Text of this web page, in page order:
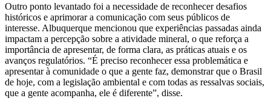
Outro ponto levantado foi a necessidade de reconhecer desafios
históricos e aprimorar a comunicação com seus públicos de
interesse. Albuquerque mencionou que experiências passadas ainda
impactam a percepção sobre a atividade mineral, o que reforça a
importância de apresentar, de forma clara, as práticas atuais e os
avanços regulatórios. “É preciso reconhecer essa problemática e
apresentar à comunidade o que a gente faz, demonstrar que o Brasil
de hoje, com a legislação ambiental e com todas as ressalvas sociais,
que a gente acompanha, ele é diferente”, disse.